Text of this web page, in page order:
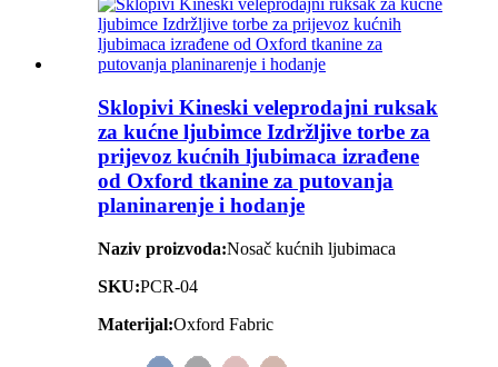
Sklopivi Kineski veleprodajni ruksak
za kućne ljubimce Izdržljive torbe za
prijevoz kućnih ljubimaca izrađene
od Oxford tkanine za putovanja
planinarenje i hodanje
Naziv proizvoda:Nosač kućnih ljubimaca
SKU:PCR-04
Materijal:Oxford Fabric